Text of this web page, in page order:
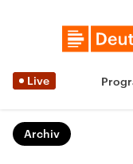
Live
Archiv